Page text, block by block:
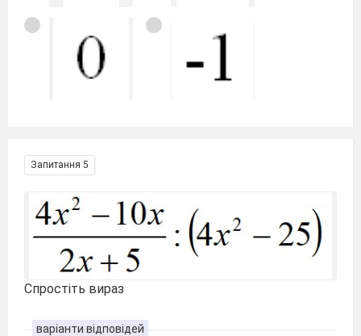
Запитання 5
Спростіть вираз
варіанти відповідей